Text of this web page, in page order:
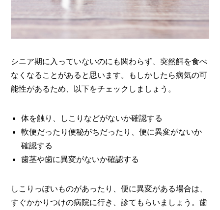
シニア期に入っていないのにも関わらず、突然餌を食べ
なくなることがあると思います。もしかしたら病気の可
能性があるため、以下をチェックしましょう。
体を触り、しこりなどがないか確認する
軟便だったり便秘がちだったり、便に異変がないか
確認する
歯茎や歯に異変がないか確認する
しこりっぽいものがあったり、便に異変がある場合は、
すぐかかりつけの病院に行き、診てもらいましょう。歯